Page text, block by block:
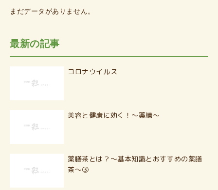
まだデータがありません。
最新の記事
コロナウイルス
美容と健康に効く！〜薬膳〜
薬膳茶とは？〜基本知識とおすすめの薬膳
茶〜③